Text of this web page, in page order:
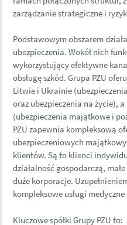
zarządzanie strategiczne i
Podstawowym obszarem
ubezpieczenia. Wokół nich
wykorzystujący efektywne
obsługę szkód. Grupa PZU
Litwie i Ukrainie
oraz ubezpieczenia na życie),
(ubezpieczenia majątkowe i
PZU zapewnia kompleksową
ubezpieczeniowych
klientów. Są to klienci
działalność gospodarczą,
duże korporacje.
kompleksowe usługi
Kluczowe spółki Grupy PZU to: